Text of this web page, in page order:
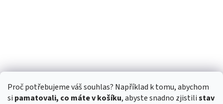
Proč potřebujeme váš souhlas? Například k tomu, abychom
si pamatovali, co máte v košíku, abyste snadno zjistilistav